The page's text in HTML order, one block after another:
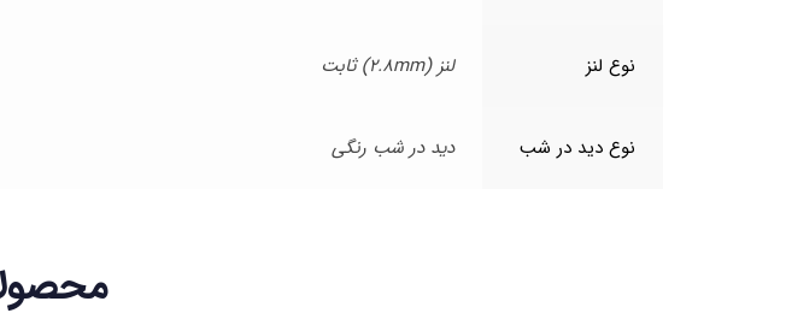
نوع لنز لنز (2.8mm) ثابت
نوع دید در شب دید در شب رنگی